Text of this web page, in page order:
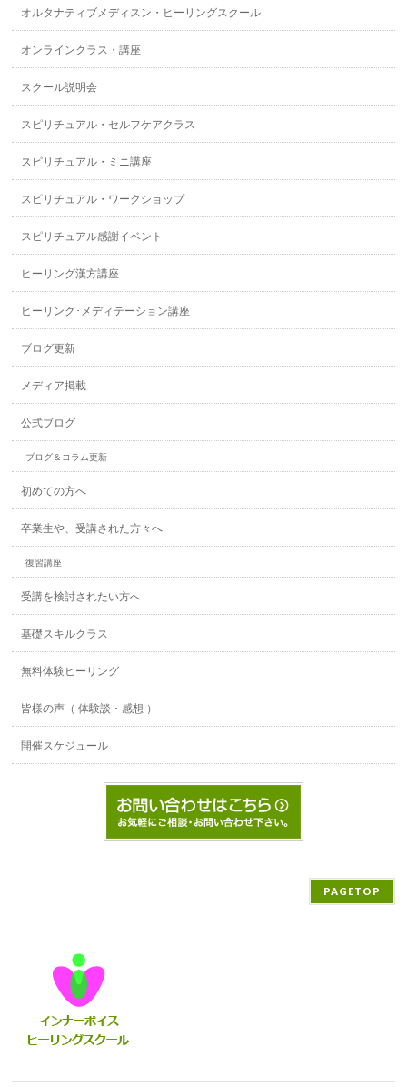
オルタナティブメディスン・ヒーリングスクール
オンラインクラス・講座
スクール説明会
スピリチュアル・セルフケアクラス
スピリチュアル・ミニ講座
スピリチュアル・ワークショップ
スピリチュアル感謝イベント
ヒーリング漢方講座
ヒーリング･メディテーション講座
ブログ更新
メディア掲載
公式ブログ
ブログ＆コラム更新
初めての方へ
卒業生や、受講された方々へ
復習講座
受講を検討されたい方へ
基礎スキルクラス
無料体験ヒーリング
皆様の声（ 体験談 ･ 感想 ）
開催スケジュール
PAGETOP